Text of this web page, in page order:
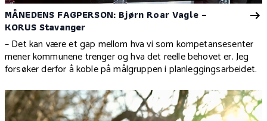
MÅNEDENS FAGPERSON: Bjørn Roar Vagle –
KORUS Stavanger
– Det kan være et gap mellom hva vi som kompetansesenter
mener kommunene trenger og hva det reelle behovet er. Jeg
forsøker derfor å koble på målgruppen i planleggingsarbeidet.